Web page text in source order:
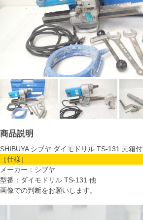
商品説明
SHIBUYA シブヤ ダイモドリル TS-131 元箱付
［仕様］
メーカー：シブヤ
型番：ダイモドリル TS-131 他
画像での判断をお願いします。